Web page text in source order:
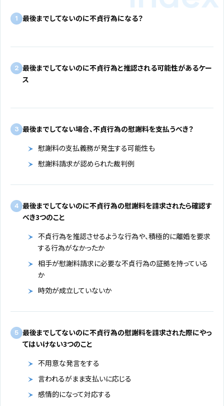
1 最後までしてないのに不貞行為になる？
2 最後までしてないのに不貞行為と推認される可能性があるケー
ス
3 最後までしてない場合、不貞行為の慰謝料を支払うべき？
慰謝料の支払義務が発生する可能性も
慰謝料請求が認められた裁判例
4 最後までしてないのに不貞行為の慰謝料を請求されたら確認す
べき3つのこと
不貞行為を推認させるような行為や、積極的に離婚を要求
する行為がなかったか
相手が慰謝料請求に必要な不貞行為の証拠を持っている
か
時効が成立していないか
5 最後までしてないのに不貞行為の慰謝料を請求された際にやっ
てはいけない3つのこと
不用意な発言をする
言われるがまま支払いに応じる
感情的になって対応する